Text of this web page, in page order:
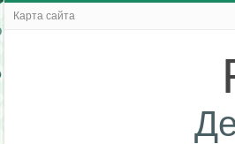
Карта сайта